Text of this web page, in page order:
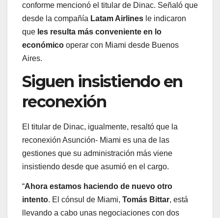
conforme mencionó el titular de Dinac. Señaló que
desde la compañía Latam Airlines le indicaron
que les resulta más conveniente en lo
económico operar con Miami desde Buenos
Aires.
Siguen insistiendo en
reconexión
El titular de Dinac, igualmente, resaltó que la
reconexión Asunción- Miami es una de las
gestiones que su administración más viene
insistiendo desde que asumió en el cargo.
“Ahora estamos haciendo de nuevo otro
intento. El cónsul de Miami, Tomás Bittar, está
llevando a cabo unas negociaciones con dos